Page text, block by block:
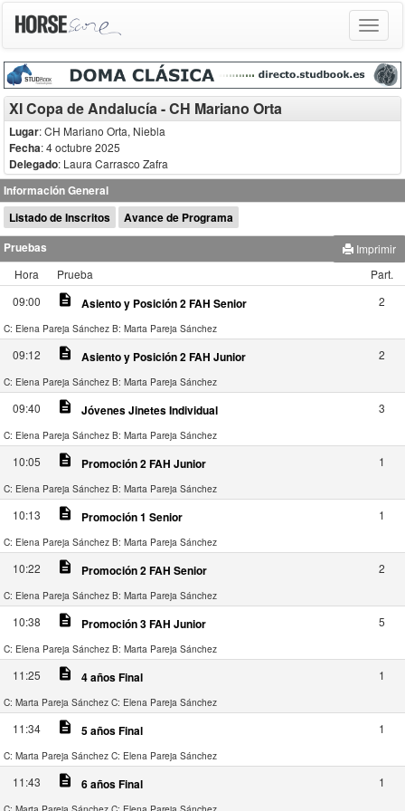
Toggle
XI Copa de Andalucía - CH Mariano Orta
Lugar: CH Mariano Orta, Niebla
Fecha: 4 octubre 2025
Delegado: Laura Carrasco Zafra
Información General
Listado de Inscritos
Avance de Programa
Pruebas
Imprimir
Hora
Prueba
Part.
09:00
description Asiento y Posición 2 FAH Senior 2
C: Elena Pareja Sánchez B: Marta Pareja Sánchez
09:12 description Asiento y Posición 2 FAH Junior 2
C: Elena Pareja Sánchez B: Marta Pareja Sánchez
09:40 description Jóvenes Jinetes Individual 3
C: Elena Pareja Sánchez B: Marta Pareja Sánchez
10:05 description Promoción 2 FAH Junior 1
C: Elena Pareja Sánchez B: Marta Pareja Sánchez
10:13 description Promoción 1 Senior 1
C: Elena Pareja Sánchez B: Marta Pareja Sánchez
10:22 description Promoción 2 FAH Senior 2
C: Elena Pareja Sánchez B: Marta Pareja Sánchez
10:38 description Promoción 3 FAH Junior 5
C: Elena Pareja Sánchez B: Marta Pareja Sánchez
11:25 description 4 años Final 1
C: Marta Pareja Sánchez C: Elena Pareja Sánchez
11:34 description 5 años Final 1
C: Marta Pareja Sánchez C: Elena Pareja Sánchez
11:43 description 6 años Final 1